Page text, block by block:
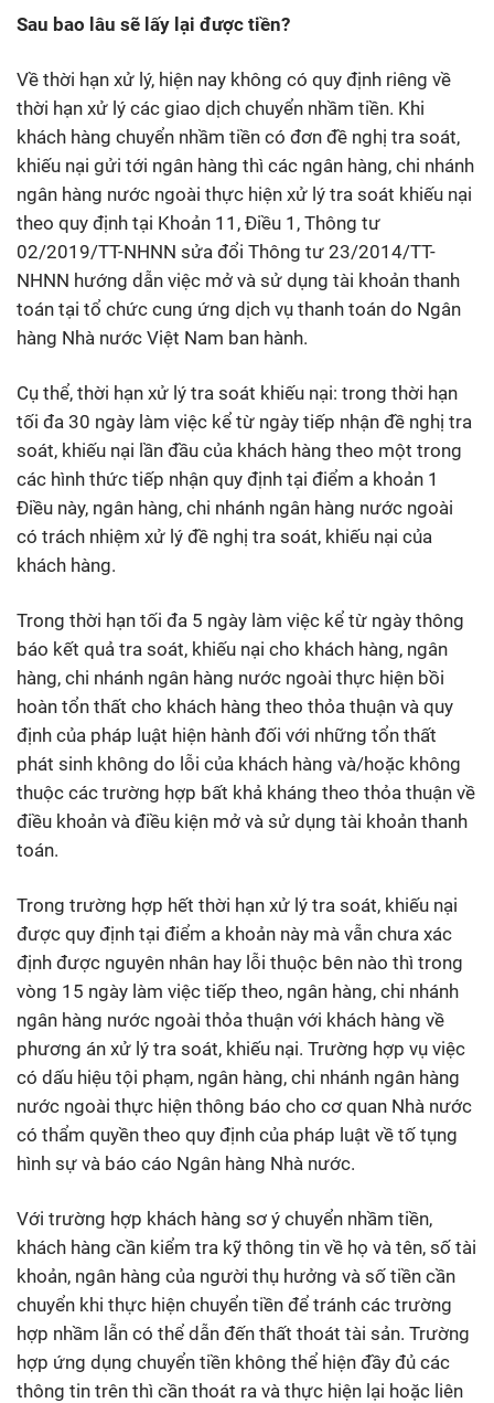
Sau bao lâu sẽ lấy lại được tiền?
Về thời hạn xử lý, hiện nay không có quy định riêng về
thời hạn xử lý các giao dịch chuyển nhầm tiền. Khi
khách hàng chuyển nhầm tiền có đơn đề nghị tra soát,
khiếu nại gửi tới ngân hàng thì các ngân hàng, chi nhánh
ngân hàng nước ngoài thực hiện xử lý tra soát khiếu nại
theo quy định tại Khoản 11, Điều 1, Thông tư
02/2019/TT-NHNN sửa đổi Thông tư 23/2014/TT-
NHNN hướng dẫn việc mở và sử dụng tài khoản thanh
toán tại tổ chức cung ứng dịch vụ thanh toán do Ngân
hàng Nhà nước Việt Nam ban hành.
Cụ thể, thời hạn xử lý tra soát khiếu nại: trong thời hạn
tối đa 30 ngày làm việc kể từ ngày tiếp nhận đề nghị tra
soát, khiếu nại lần đầu của khách hàng theo một trong
các hình thức tiếp nhận quy định tại điểm a khoản 1
Điều này, ngân hàng, chi nhánh ngân hàng nước ngoài
có trách nhiệm xử lý đề nghị tra soát, khiếu nại của
khách hàng.
Trong thời hạn tối đa 5 ngày làm việc kể từ ngày thông
báo kết quả tra soát, khiếu nại cho khách hàng, ngân
hàng, chi nhánh ngân hàng nước ngoài thực hiện bồi
hoàn tổn thất cho khách hàng theo thỏa thuận và quy
định của pháp luật hiện hành đối với những tổn thất
phát sinh không do lỗi của khách hàng và/hoặc không
thuộc các trường hợp bất khả kháng theo thỏa thuận về
điều khoản và điều kiện mở và sử dụng tài khoản thanh
toán.
Trong trường hợp hết thời hạn xử lý tra soát, khiếu nại
được quy định tại điểm a khoản này mà vẫn chưa xác
định được nguyên nhân hay lỗi thuộc bên nào thì trong
vòng 15 ngày làm việc tiếp theo, ngân hàng, chi nhánh
ngân hàng nước ngoài thỏa thuận với khách hàng về
phương án xử lý tra soát, khiếu nại. Trường hợp vụ việc
có dấu hiệu tội phạm, ngân hàng, chi nhánh ngân hàng
nước ngoài thực hiện thông báo cho cơ quan Nhà nước
có thẩm quyền theo quy định của pháp luật về tố tụng
hình sự và báo cáo Ngân hàng Nhà nước.
Với trường hợp khách hàng sơ ý chuyển nhầm tiền,
khách hàng cần kiểm tra kỹ thông tin về họ và tên, số tài
khoản, ngân hàng của người thụ hưởng và số tiền cần
chuyển khi thực hiện chuyển tiền để tránh các trường
hợp nhầm lẫn có thể dẫn đến thất thoát tài sản. Trường
hợp ứng dụng chuyển tiền không thể hiện đầy đủ các
thông tin trên thì cần thoát ra và thực hiện lại hoặc liên